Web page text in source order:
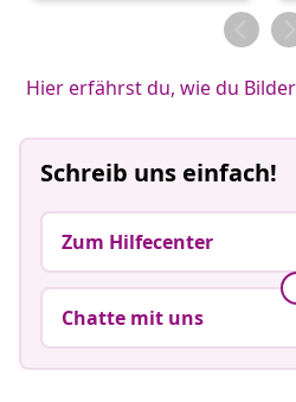
Hier erfährst du, wie du
Schreib uns einfach!
Zum Hilfecenter
Chatte mit uns